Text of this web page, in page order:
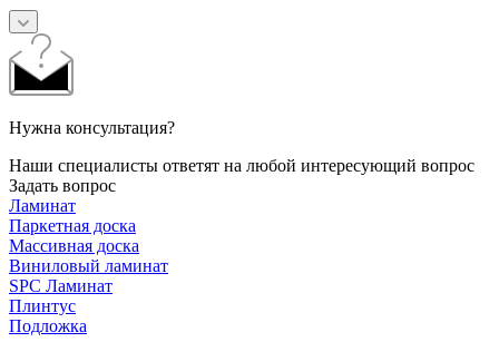
Нужна консультация?
Наши специалисты ответят на любой интересующий вопрос
Задать вопрос
Ламинат
Паркетная доска
Массивная доска
Виниловый ламинат
SPC Ламинат
Плинтус
Подложка